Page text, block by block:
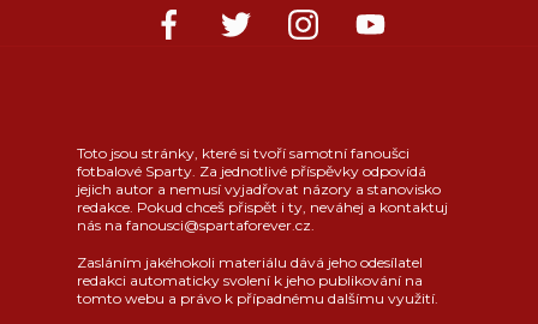
Toto jsou stránky, které si tvoří samotní fanoušci
fotbalové Sparty. Za jednotlivé příspěvky odpovídá
jejich autor a nemusí vyjadřovat názory a stanovisko
redakce. Pokud chceš přispět i ty, neváhej a kontaktuj
nás na fanousci@spartaforever.cz.
Zasláním jakéhokoli materiálu dává jeho odesílatel
redakci automaticky svolení k jeho publikování na
tomto webu a právo k případnému dalšímu využití.